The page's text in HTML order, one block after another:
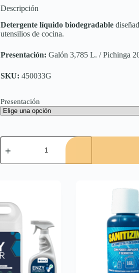
Descripción
Detergente líquido biodegradable
utensilios de cocina.
Presentación: Galón 3,785 L. / Pichinga
SKU: 450033G
Presentación
LAVAPLATOS
LÍQUIDO